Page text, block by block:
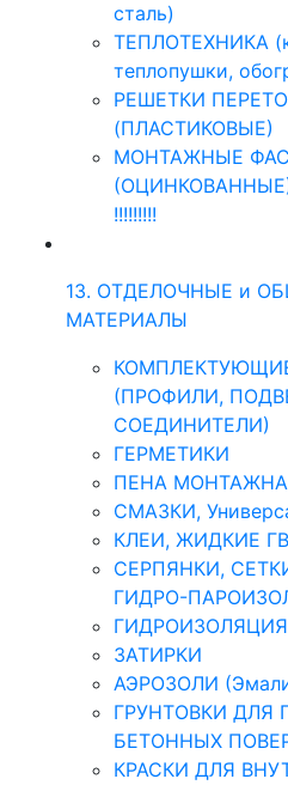
сталь)
ТЕПЛОТЕХНИКА
теплопушки,
РЕШЕТКИ
(ПЛАСТИКОВЫЕ)
МОНТАЖНЫЕ
(ОЦИНКОВАННЫЕ)
!!!!!!!!!
13. ОТДЕЛОЧНЫЕ и
МАТЕРИАЛЫ
КОМПЛЕКТУЮЩИЕ
(ПРОФИЛИ,
СОЕДИНИТЕЛИ)
ГЕРМЕТИКИ
ПЕНА
СМАЗКИ,
КЛЕИ, ЖИДКИЕ
СЕРПЯНКИ,
ГИДРО-
ГИДРОИЗОЛЯЦИЯ
ЗАТИРКИ
АЭРОЗОЛИ
ГРУНТОВКИ ДЛЯ
БЕТОННЫХ
КРАСКИ ДЛЯ